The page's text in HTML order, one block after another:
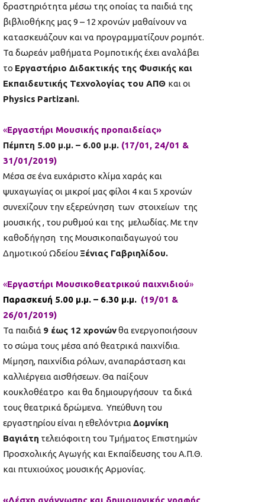
δραστηριότητα μέσω της οποίας τα παιδιά της
βιβλιοθήκης μας 9 – 12 χρονών μαθαίνουν να
κατασκευάζουν και να προγραμματίζουν ρομπότ.
Τα δωρεάν μαθήματα Ρομποτικής έχει αναλάβει
το Εργαστήριο Διδακτικής της Φυσικής και
Εκπαιδευτικής Τεχνολογίας του ΑΠΘ και οι
Physics Partizani.
«Εργαστήρι Μουσικής προπαιδείας»
Πέμπτη 5.00 μ.μ. – 6.00 μ.μ. (17/01, 24/01 &
31/01/2019)
Μέσα σε ένα ευχάριστο κλίμα χαράς και
ψυχαγωγίας οι μικροί μας φίλοι 4 και 5 χρονών
συνεχίζουν την εξερεύνηση των στοιχείων της
μουσικής , του ρυθμού και της μελωδίας. Με την
καθοδήγηση της Μουσικοπαιδαγωγού του
Δημοτικού Ωδείου Ξένιας Γαβριηλίδου.
«Εργαστήρι Μουσικοθεατρικού παιχνιδιού»
Παρασκευή 5.00 μ.μ. – 6.30 μ.μ. (19/01 &
26/01/2019)
Τα παιδιά 9 έως 12 χρονώνθα ενεργοποιήσουν
το σώμα τους μέσα από θεατρικά παιχνίδια.
Μίμηση, παιχνίδια ρόλων, αναπαράσταση και
καλλιέργεια αισθήσεων. Θα παίξουν
κουκλοθέατρο και θα δημιουργήσουν τα δικά
τους θεατρικά δρώμενα. Υπεύθυνη του
εργαστηρίου είναι η εθελόντρια Δομνίκη
Βαγιάτη τελειόφοιτη του Τμήματος Επιστημών
Προσχολικής Αγωγής και Εκπαίδευσης του Α.Π.Θ.
και πτυχιούχος μουσικής Αρμονίας.
«Λέσχη ανάγνωσης και δημιουργικής γραφής